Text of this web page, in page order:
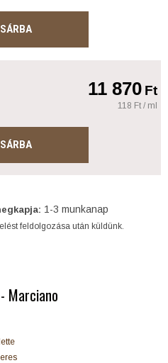
11 870Ft
118 Ft / ml
1-3 munkanap
feldolgozása után küldünk.
Marciano